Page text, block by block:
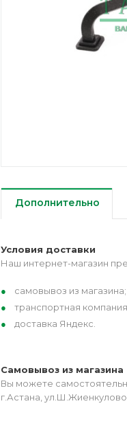
Дополнительно
Условия доставки
Наш интернет-магазин
самовывоз из магазина;
транспортная
доставка Яндекс.
Самовывоз из магазина
Вы можете
г.Астана,